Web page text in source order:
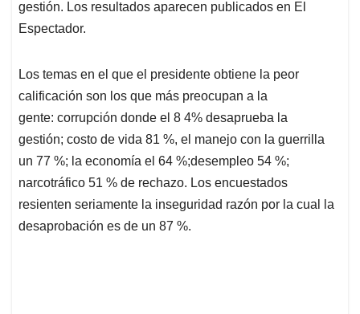
p
k
n
gestión. Los resultados aparecen publicados en El
Espectador.
Los temas en el que el presidente obtiene la peor
calificación son los que más preocupan a la
gente: corrupción donde el 8 4% desaprueba la
gestión; costo de vida 81 %, el manejo con la guerrilla
un 77 %; la economía el 64 %;desempleo 54 %;
narcotráfico 51 % de rechazo. Los encuestados
resienten seriamente la inseguridad razón por la cual la
desaprobación es de un 87 %.